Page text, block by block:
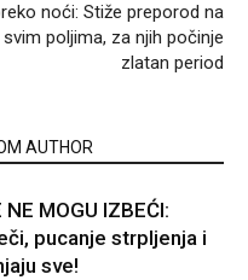
noći: Stiže preporod na
svim poljima, za njih počinje
zlatan period
AUTHOR
MOGU IZBEĆI:
pucanje strpljenja i
sve!